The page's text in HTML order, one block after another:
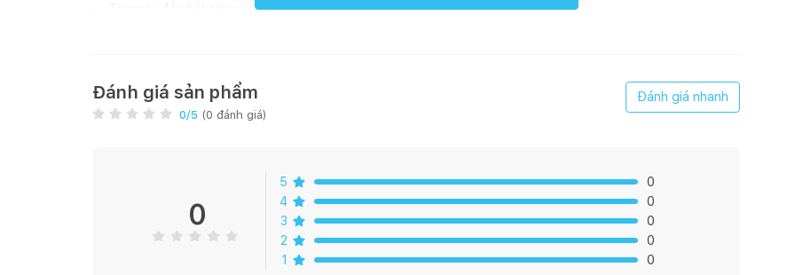
Trang bị đầu hút sàn xoay tới 180 độ với đầu hút khe nhỏ gọn
Công nghệ hút lốc xoáy Pro Cyclone hiện đại
nhiệt độ quá cao, làm tăng độ bền của máy trong quá trình hoạt động.
Đánh giá sản phẩm
0/5 (0 đánh giá)
Đánh giá nhanh
0
5
0
4
0
3
0
2
0
1
0